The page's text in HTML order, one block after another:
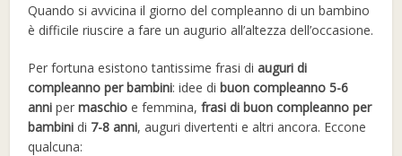
Quando si avvicina il giorno del compleanno di un bambino
è difficile riuscire a fare un augurio all’altezza dell’occasione.
Per fortuna esistono tantissime frasi diauguri di
compleanno per bambini: idee dibuon compleanno 5-6
anni permaschio e femmina,frasi di buon compleanno per
bambini di 7-8 anni, auguri divertenti e altri ancora. Eccone
qualcuna: